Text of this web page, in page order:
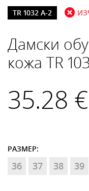
TR 1032 A-2
Дамски
кожа TR
35.28
РАЗМЕР:
36 37 38 39